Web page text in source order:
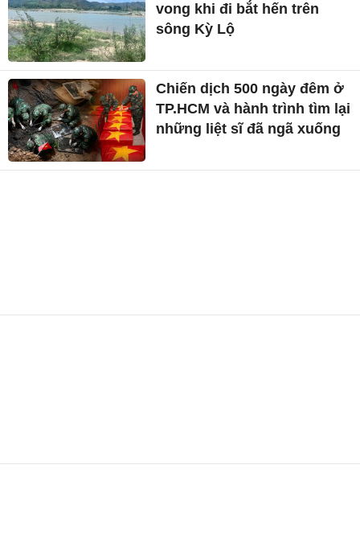
vong khi đi bắt hến trên
sông Kỳ Lộ
Chiến dịch 500 ngày đêm ở
TP.HCM và hành trình tìm lại
những liệt sĩ đã ngã xuống